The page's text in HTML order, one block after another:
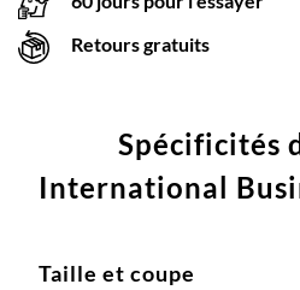
Retours gratuits
Spécificités
International
Taille et coupe